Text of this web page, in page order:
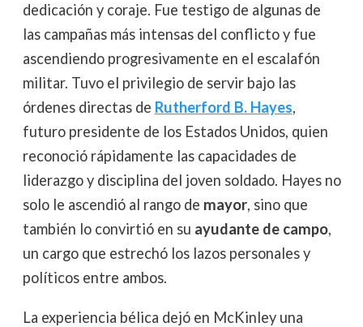
dedicación y coraje. Fue testigo de algunas de
las campañas más intensas del conflicto y fue
ascendiendo progresivamente en el escalafón
militar. Tuvo el privilegio de servir bajo las
órdenes directas de Rutherford B. Hayes,
futuro presidente de los Estados Unidos, quien
reconoció rápidamente las capacidades de
liderazgo y disciplina del joven soldado. Hayes no
solo le ascendió al rango de mayor, sino que
también lo convirtió en su ayudante de campo,
un cargo que estrechó los lazos personales y
políticos entre ambos.
La experiencia bélica dejó en McKinley una